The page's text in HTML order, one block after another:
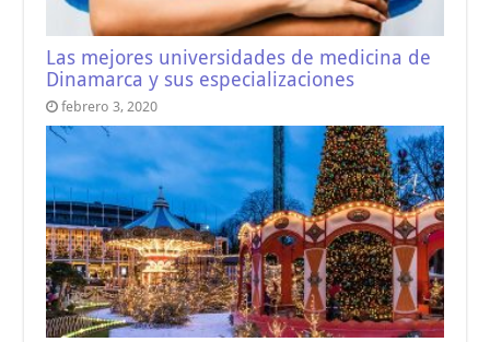
Las mejores universidades de medicina de
Dinamarca y sus especializaciones
febrero 3, 2020